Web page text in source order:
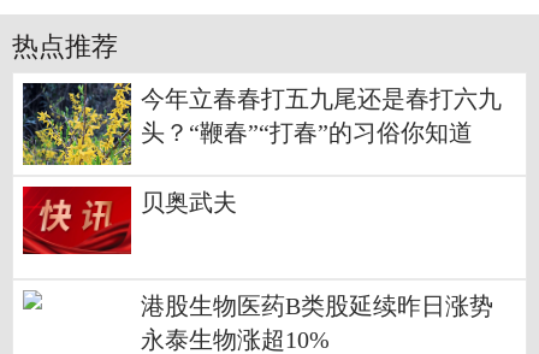
热点推荐
今年立春春打五九尾还是春打六九
头？“鞭春”“打春”的习俗你知道
贝奥武夫
港股生物医药B类股延续昨日涨势
永泰生物涨超10%